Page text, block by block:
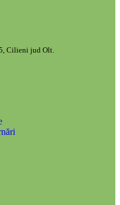
Cilieni jud Olt.